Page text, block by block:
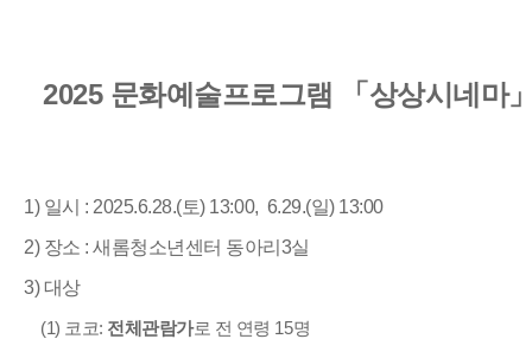
2025 문화예술프로그램 「상상시네마
1) 일시 : 2025.6.28.(토) 13:00, 6.29.(일) 13:00
2) 장소 : 새롬청소년센터 동아리3실
3) 대상
(1) 코코: 전체관람가로 전 연령 15명